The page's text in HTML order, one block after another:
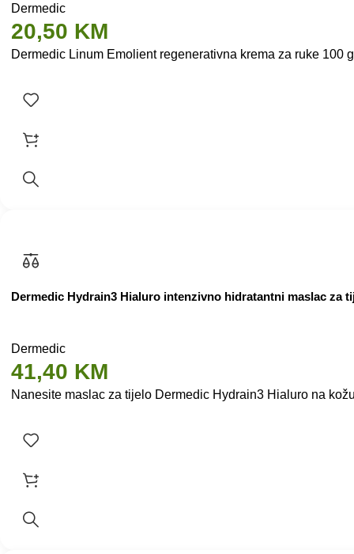
Dermedic
20,50 KM
Dermedic Linum Emolient regenerativna krema za ruke
Dermedic Hydrain3 Hialuro intenzivno hidratantni maslac za
Dermedic
41,40 KM
Nanesite maslac za tijelo Dermedic Hydrain3 Hialuro na